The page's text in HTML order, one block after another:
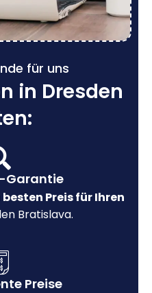
für uns
in Dresden
Garantie
besten Preis für Ihren
Bratislava.
Preise